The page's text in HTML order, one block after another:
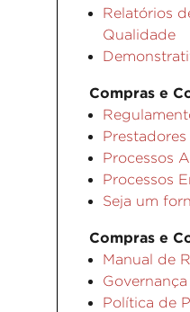
Relatórios
Qualidade
Compras e
Processos
Processos
Seja um
Compras e
Manual de
Política de